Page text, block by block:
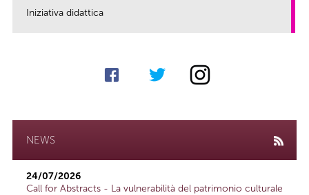
Iniziativa didattica
NEWS
24/07/2026
Call for Abstracts - La vulnerabilità del patrimonio culturale